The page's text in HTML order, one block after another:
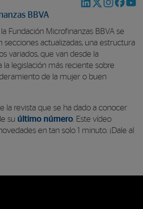
BBVA
la Fundación Microfinanzas BBVA se
secciones actualizadas, una estructura
variados, que van desde la
la legislación más reciente sobre
de la mujer o buen
la revista que se ha dado a conocer
su último número . Este vídeo
en tan solo 1 minuto. ¡Dale al